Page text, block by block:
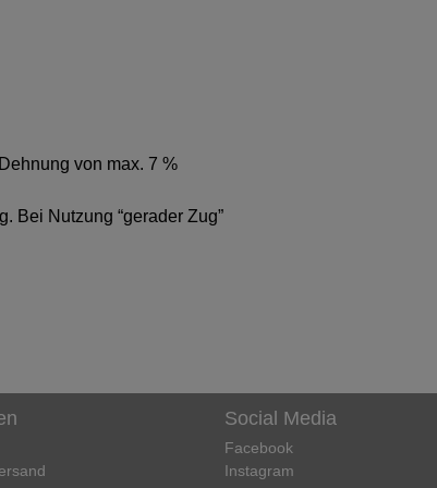
von max. 7 %
Bei Nutzung “gerader Zug”
Social Media
Facebook
Instagram